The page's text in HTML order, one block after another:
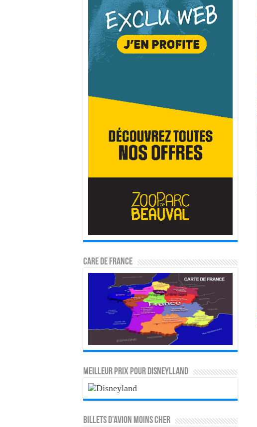
CARE DE FRANCE
MEILLEUR PRIX POUR DISNEYLLAND
Billets d’avion moins cher